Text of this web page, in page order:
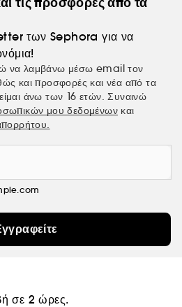
των Sephora για να
να λαμβάνω μέσω email τον
και προσφορές και νέα από τα
άνω των 16 ετών. Συναινώ
μου δεδομένων και
σε 2 ώρες.